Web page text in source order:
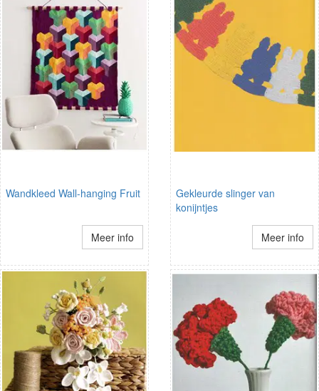
Wandkleed Wall-hanging Fruit
Meer info
Gekleurde slinger van
konijntjes
Meer info